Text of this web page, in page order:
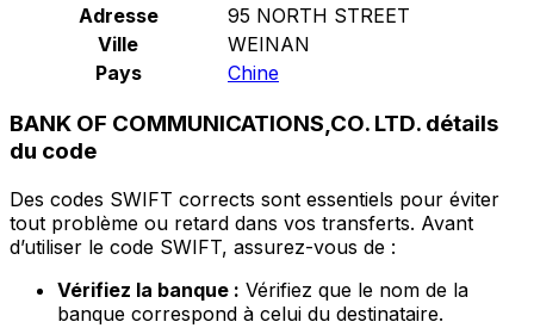
Adresse
95 NORTH STREET
Ville
WEINAN
Pays
Chine
BANK OF COMMUNICATIONS,CO. LTD. détails
du code
Des codes SWIFT corrects sont essentiels pour éviter
tout problème ou retard dans vos transferts. Avant
d’utiliser le code SWIFT, assurez-vous de :
Vérifiez la banque : Vérifiez que le nom de la
banque correspond à celui du destinataire.